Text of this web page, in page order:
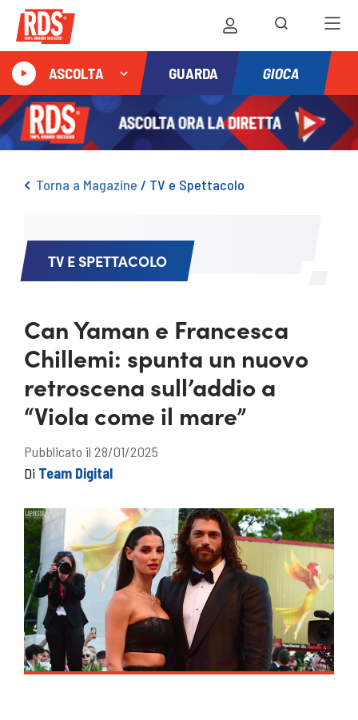
ASCOLTA GUARDA GIOCA
Torna a Magazine / TV e Spettacolo
TV E SPETTACOLO
Can Yaman e Francesca
Chillemi: spunta un nuovo
retroscena sull’addio a
“Viola come il mare”
Pubblicato il 28/01/2025
Di Team Digital